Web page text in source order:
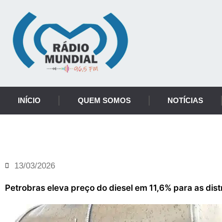
INÍCIO QUEM SOMOS NOTÍCIAS
13/03/2026
Petrobras eleva preço do diesel em 11,6% para as